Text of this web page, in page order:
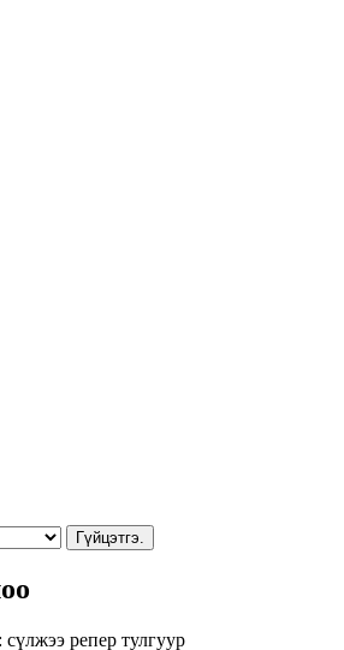
Гүйцэтгэ.
сүлжээ репер тулгуур